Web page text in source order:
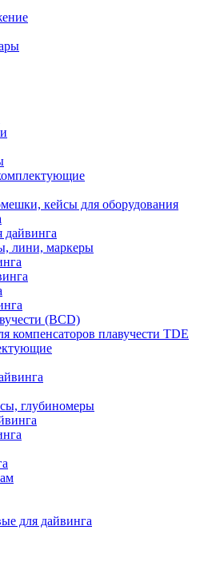
кейсы для оборудования
дайвинга
лини, маркеры
(BCD)
компенсаторов плавучести TDE
глубиномеры
для дайвинга